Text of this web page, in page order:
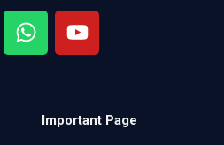
Important Page